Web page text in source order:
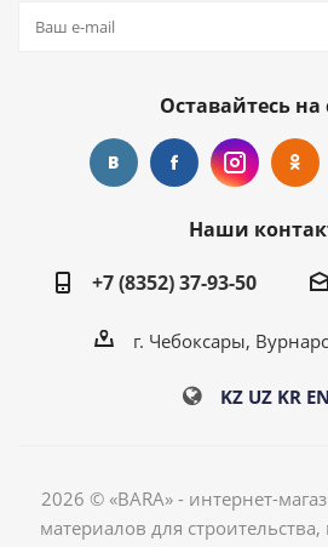
Оставайтесь на
Наши
+7 (8352) 37-93-50
г. Чебоксары,
KZ UZ KR EN
2026 © «BARA» - интернет-
материалов для